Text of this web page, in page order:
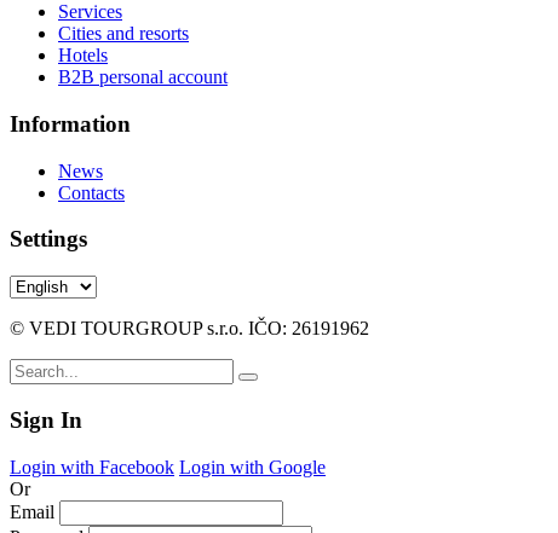
Services
Cities and resorts
Hotels
B2B personal account
Information
News
Contacts
Settings
© VEDI TOURGROUP s.r.o. IČO: 26191962
Sign In
Login with Facebook Login with Google
Or
Email